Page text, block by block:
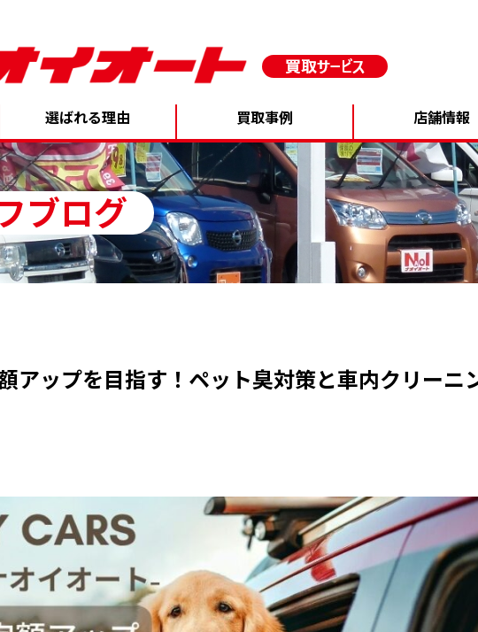
選ばれる理由 買取事例 店舗情報
ブログ
アップを目指す！ペット臭対策と車内クリーニ